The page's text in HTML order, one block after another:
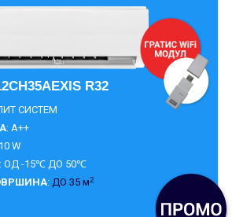
R32
СИСТЕМ
: A++
W
: ОД -15℃ ДО 50℃
: ДО 35 м2